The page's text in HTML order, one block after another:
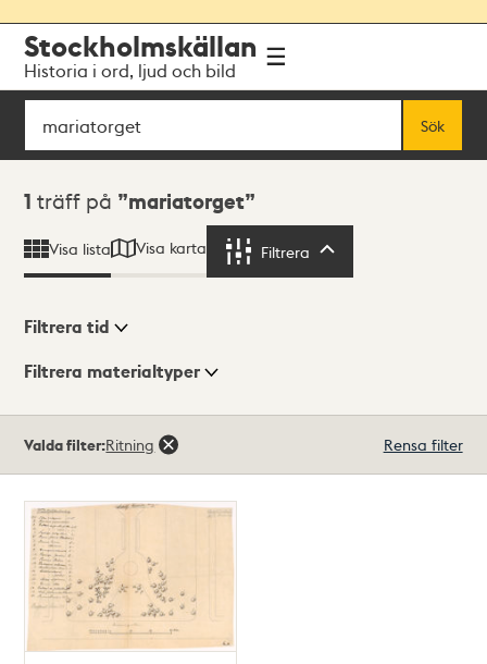
navigationen
huvudinnehållet
Stockholmskällan
Historia i ord, ljud och bild
Sök
Sök
Sökresultat
1 träff på mariatorget
Visa lista Visa karta Filtrera
Visningsläge
Filtrera tid
Filtrera materialtyper
träffar
Valda filter:Ritning Rensa filter